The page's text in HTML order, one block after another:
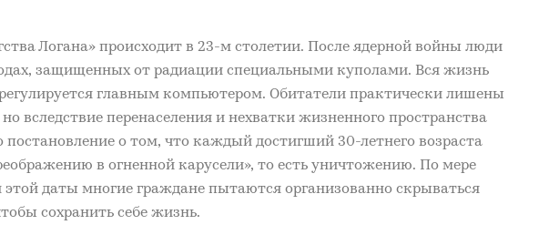
Логана» происходит в 23-м столетии. После ядерной войны люди
защищенных от радиации специальными куполами. Вся жизнь
главным компьютером. Обитатели практически лишены
но вследствие перенаселения и нехватки жизненного пространства
постановление о том, что каждый достигший 30-летнего возраста
в огненной карусели», то есть уничтожению. По мере
даты многие граждане пытаются организованно скрываться
сохранить себе жизнь.